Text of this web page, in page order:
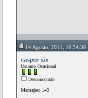
14 Agosto, 2011, 16:54:38
casper-six
Usuario Ocasional
Desconectado
Mensajes: 149